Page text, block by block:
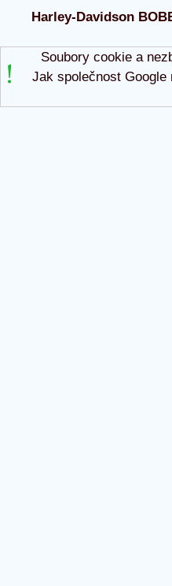
Harley-Davidson
Soubory cookie a
Jak společnost